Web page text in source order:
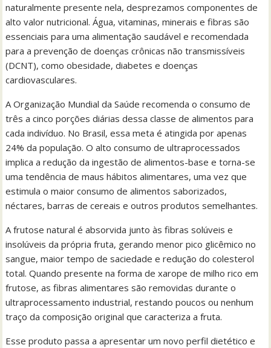
naturalmente presente nela, desprezamos componentes de
alto valor nutricional. Água, vitaminas, minerais e fibras são
essenciais para uma alimentação saudável e recomendada
para a prevenção de doenças crônicas não transmissíveis
(DCNT), como obesidade, diabetes e doenças
cardiovasculares.
A Organização Mundial da Saúde recomenda o consumo de
três a cinco porções diárias dessa classe de alimentos para
cada indivíduo. No Brasil, essa meta é atingida por apenas
24% da população. O alto consumo de ultraprocessados
implica a redução da ingestão de alimentos-base e torna-se
uma tendência de maus hábitos alimentares, uma vez que
estimula o maior consumo de alimentos saborizados,
néctares, barras de cereais e outros produtos semelhantes.
A frutose natural é absorvida junto às fibras solúveis e
insolúveis da própria fruta, gerando menor pico glicêmico no
sangue, maior tempo de saciedade e redução do colesterol
total. Quando presente na forma de xarope de milho rico em
frutose, as fibras alimentares são removidas durante o
ultraprocessamento industrial, restando poucos ou nenhum
traço da composição original que caracteriza a fruta.
Esse produto passa a apresentar um novo perfil dietético e